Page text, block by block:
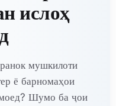
ислоҳ
мушкилоти
ё барномаҳои
Шумо ба ҷои